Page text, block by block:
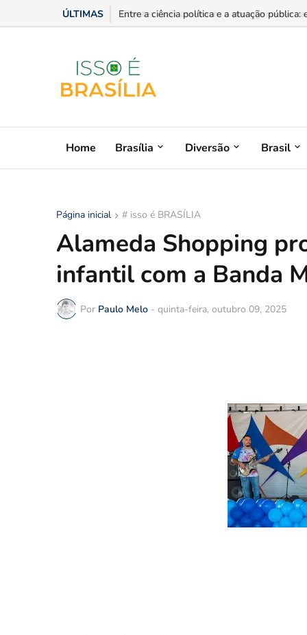
ÚLTIMAS Entre a ciência política e a atuação
Home Brasília Diversão Brasil
Página inicial # isso é BRASÍLIA
Alameda Shopping
infantil com a Banda
Por Paulo Melo - quinta-feira, outubro 09, 2025